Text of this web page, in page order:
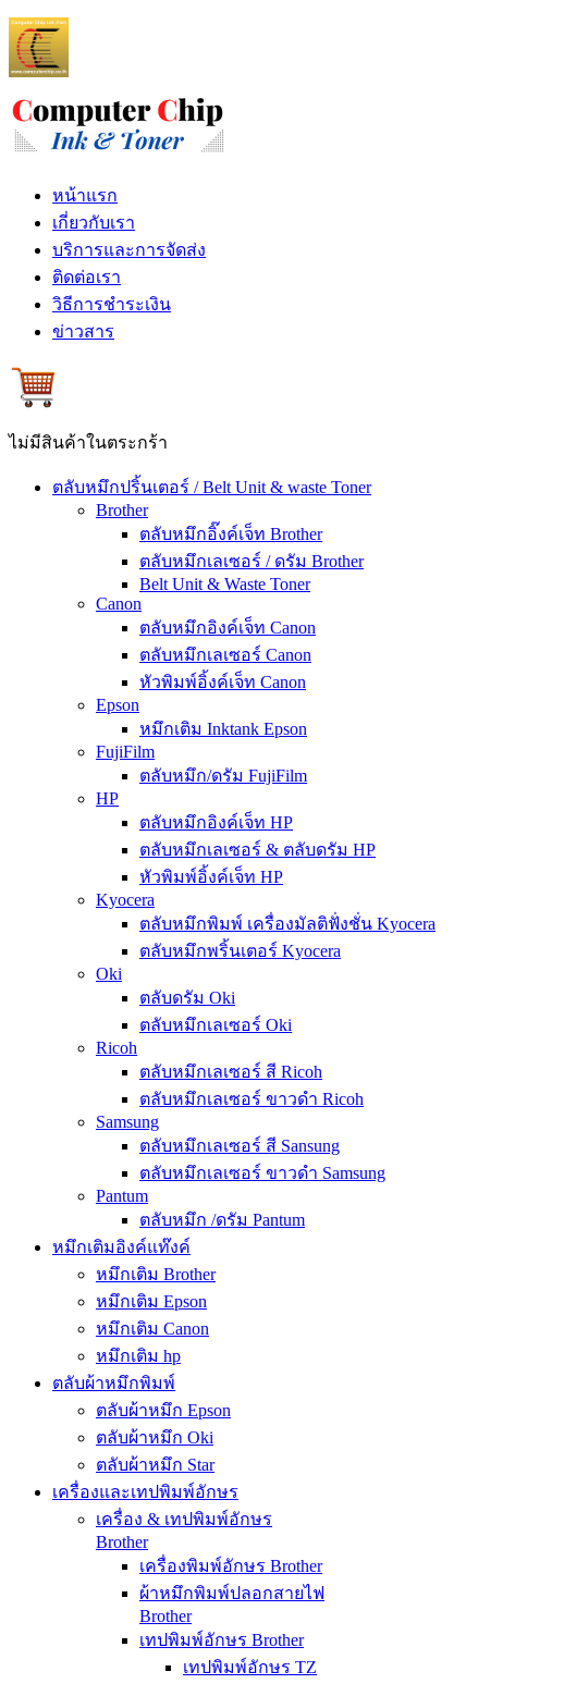
หน้าแรก
เกี่ยวกับเรา
บริการและการจัดส่ง
ติดต่อเรา
วิธีการชำระเงิน
ข่าวสาร
ไม่มีสินค้าในตระกร้า
ตลับหมึกปริ้นเตอร์ / Belt Unit & waste Toner
Brother
ตลับหมึกอิ๊งค์เจ็ท Brother
ตลับหมึกเลเซอร์ / ดรัม Brother
Belt Unit & Waste Toner
Canon
ตลับหมึกอิงค์เจ็ท Canon
ตลับหมึกเลเซอร์ Canon
หัวพิมพ์อิ้งค์เจ็ท Canon
Epson
หมึกเติม Inktank Epson
FujiFilm
ตลับหมึก/ดรัม FujiFilm
HP
ตลับหมึกอิงค์เจ็ท HP
ตลับหมึกเลเซอร์ & ตลับดรัม HP
หัวพิมพ์อิ้งค์เจ็ท HP
Kyocera
ตลับหมึกพิมพ์ เครื่องมัลติฟั่งชั่น Kyocera
ตลับหมึกพริ้นเตอร์ Kyocera
Oki
ตลับดรัม Oki
ตลับหมึกเลเซอร์ Oki
Ricoh
ตลับหมึกเลเซอร์ สี Ricoh
ตลับหมึกเลเซอร์ ขาวดำ Ricoh
Samsung
ตลับหมึกเลเซอร์ สี Sansung
ตลับหมึกเลเซอร์ ขาวดำ Samsung
Pantum
ตลับหมึก /ดรัม Pantum
หมึกเติมอิงค์แท๊งค์
หมึกเติม Brother
หมึกเติม Epson
หมึกเติม Canon
หมึกเติม hp
ตลับผ้าหมึกพิมพ์
ตลับผ้าหมึก Epson
ตลับผ้าหมึก Oki
ตลับผ้าหมึก Star
เครื่องและเทปพิมพ์อักษร
เครื่อง & เทปพิมพ์อักษร
Brother
เครื่องพิมพ์อักษร Brother
ผ้าหมึกพิมพ์ปลอกสายไฟ
Brother
เทปพิมพ์อักษร Brother
เทปพิมพ์อักษร TZ